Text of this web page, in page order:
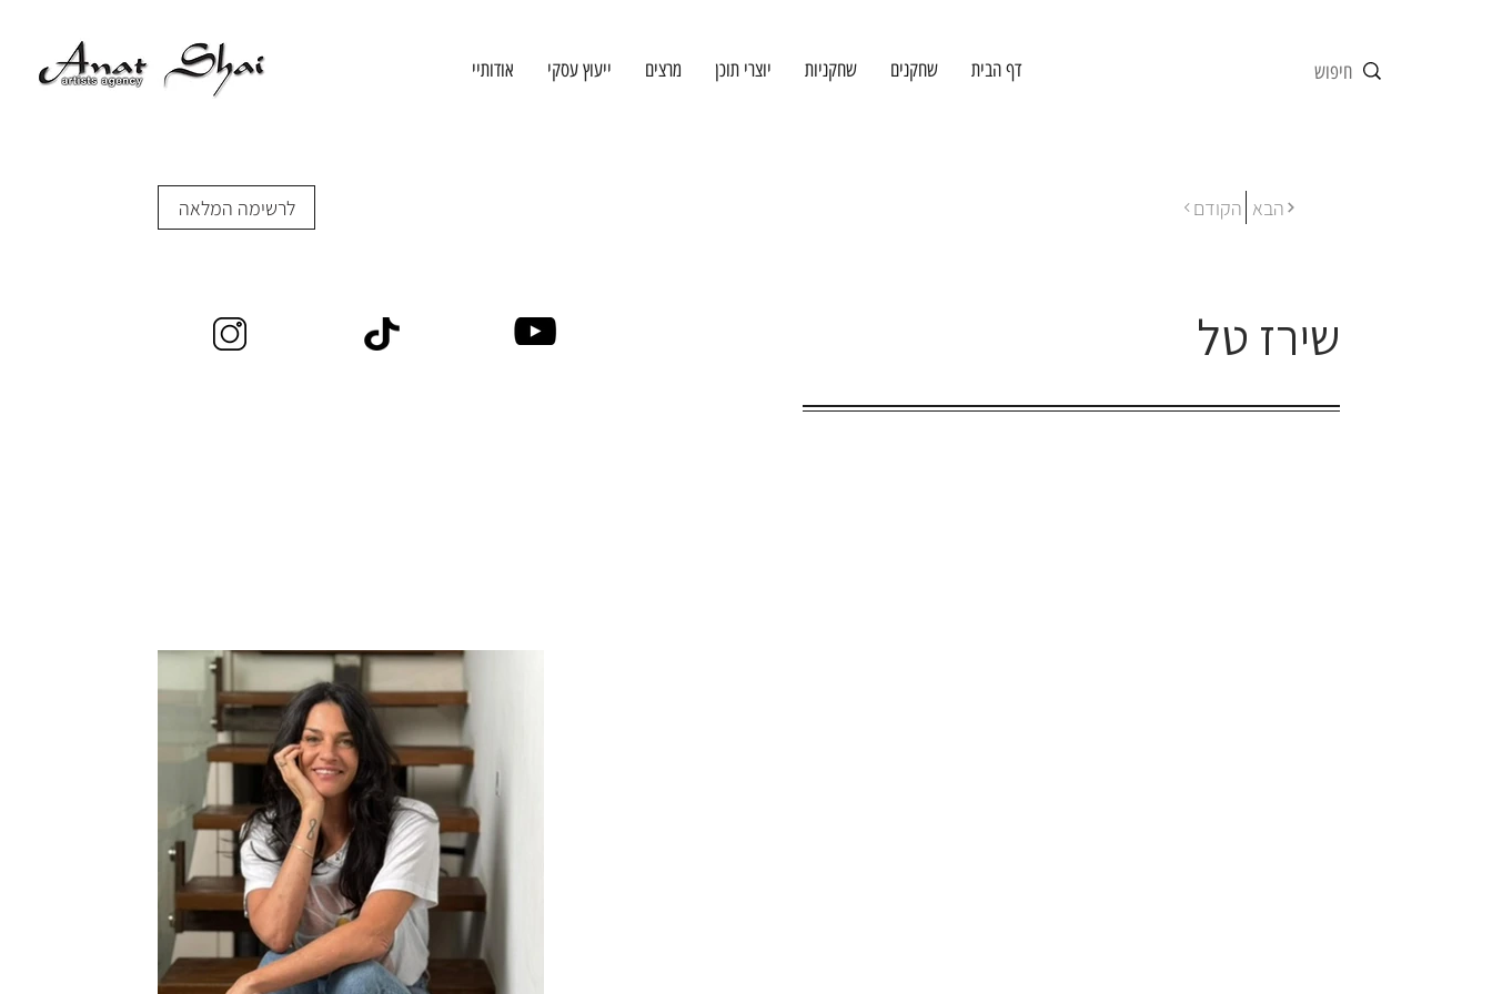
דף הבית שחקנים שחקניות יוצרי תוכן מרצים ייעוץ עסקי אודותיי
לרשימה המלאה הקודם הבא
שירז טל